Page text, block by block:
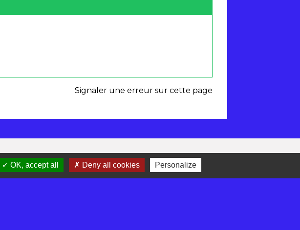
Signaler une erreur sur cette page
OK, accept all Deny all cookies Personalize